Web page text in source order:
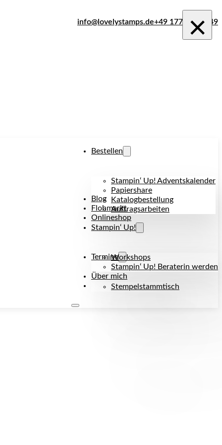
info@lovelystamps.de+49 177 242 1849
×
Bestellen
Stampin‘ Up! Adventskalender
Papiershare
Katalogbestellung
Auftragsarbeiten
Blog
Flohmarkt
Onlineshop
Stampin‘ Up!
Workshops
Stampin‘ Up! Beraterin werden
Termine
Stempelstammtisch
Über mich
Kontakt